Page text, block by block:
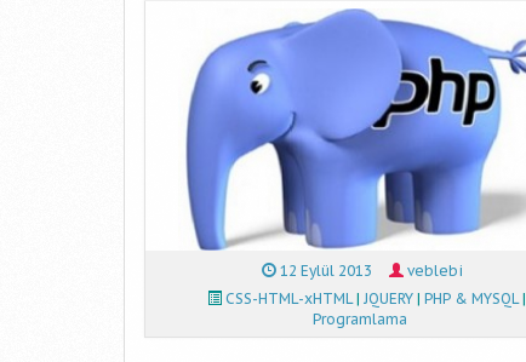
12 Eylül 2013
veblebi
CSS-HTML-xHTML|JQUERY |PHP & MYSQL|
Programlama